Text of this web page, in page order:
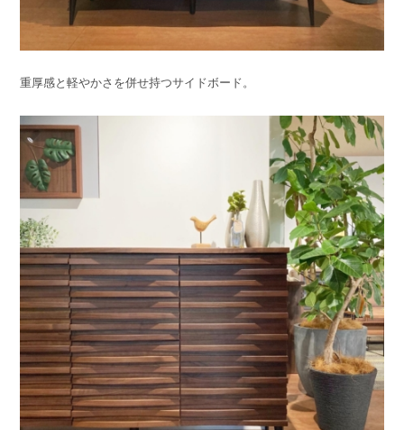
重厚感と軽やかさを併せ持つサイドボード。